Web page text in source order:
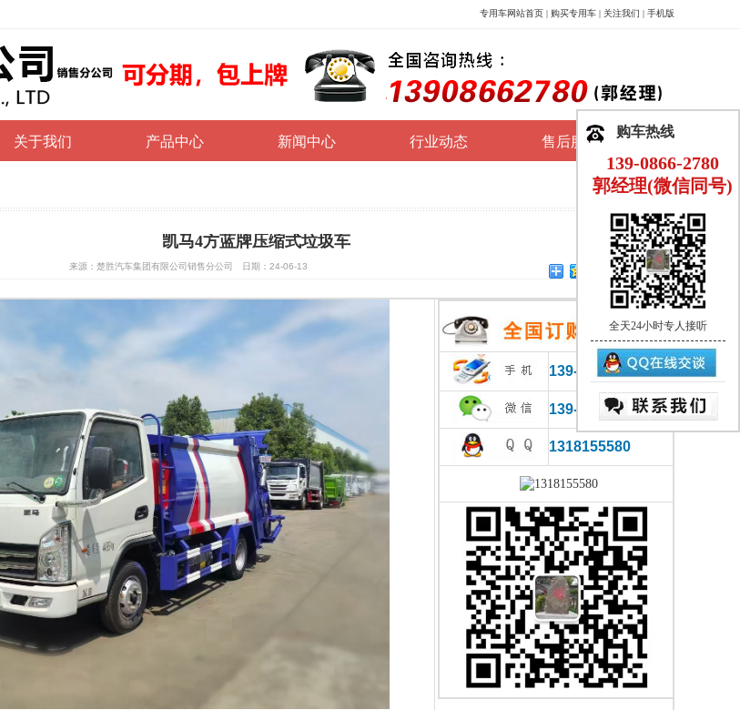
专用车网站首页 | 购买专用车 | 关注我们 | 手机版
关于我们 产品中心 新闻中心 行业动态 售后服务
凯马4方蓝牌压缩式垃圾车
来源：楚胜汽车集团有限公司销售分公司 日期：24-06-13
139-0866-2780
139-0866-2780
1318155580
购车热线
139-0866-2780
郭经理(微信同号)
全天24小时专人接听